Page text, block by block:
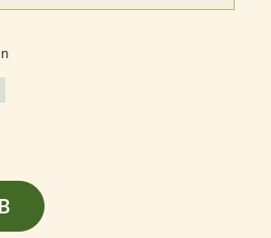
gewünschten Wert